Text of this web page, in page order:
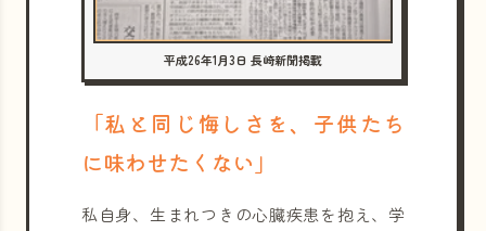
平成26年1月3日 長崎新聞掲載
「私と同じ悔しさを、子供たち
に味わせたくない」
私自身、生まれつきの心臓疾患を抱え、学